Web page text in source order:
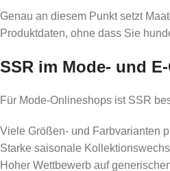
Genau an diesem Punkt setzt
Produktdaten, ohne dass Sie
SSR im Mode- und
Für Mode-Onlineshops ist SSR
Viele Größen- und Farbvarianten
Starke saisonale
Hoher Wettbewerb auf